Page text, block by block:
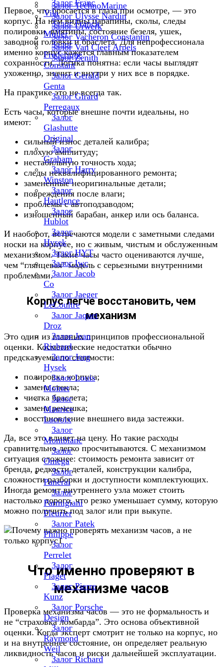
Залог TechnoMarine
Залог Ulysse Nardin
Залог Urwerk
Залог Vacheron Constantin
Залог Van Cleef Arpels
Залог Zenith
Залог Franc
Vila
Залог Franck
Muller
Залог
Frederique
Constant
Залог Gerald
Genta
Залог Girard
Perregaux
Залог
Glashutte
Original
Залог
Graham
Залог Harry
Winston
Залог
Hautlence
Залог
Hublot
Залог
Hysek
Залог HYT
Залог Iwc
Залог Jacob
Co
Залог Jaeger
LeCoultre
Залог Jaquet
Droz
Залог Jean
Richard
Залог Jorg
Hysek
Залог Louis
Moinet
Залог
Maurice
Lacroix
Залог
Montblanc
Залог
Omega
Залог
Panerai
Залог
Parmigiani
Fleurier
Залог Patek
Philippe
Залог
Perrelet
Залог
Piaget
Залог Pierre
Kunz
Залог Porsche
Design
Залог
Raymond
Weil
Залог Richard
Первое, что бросается в глаза при осмотре, — это
корпус. На нем видны царапины, сколы, следы
полировки, вмятины, состояние безеля, ушек,
заводной головки и браслета. Для непрофессионала
именно корпус кажется главным показателем
сохранности. Логика понятна: если часы выглядят
ухоженно, значит и внутри у них все в порядке.
На практике это не всегда так.
Есть часы, которые внешне почти идеальны, но
имеют:
сильный износ деталей калибра;
плохую амплитуду;
нестабильную точность хода;
следы неквалифицированного ремонта;
замененные неоригинальные детали;
повреждения после влаги;
проблемы с автоподзаводом;
изношенный барабан, анкер или ось баланса.
И наоборот, встречаются модели с заметными следами
носки на корпусе, но с живым, чистым и обслуженным
механизмом. Такие часы часто оцениваются лучше,
чем “глянцевая” модель с серьезными внутренними
проблемами.
Корпус легче восстановить, чем
механизм
Это один из главных принципов профессиональной
оценки. Косметические недостатки обычно
предсказуемы по стоимости:
полировка корпуса;
замена стекла;
чистка браслета;
замена ремешка;
восстановление внешнего вида застежки.
Да, все это влияет на цену. Но такие расходы
сравнительно легко просчитываются. С механизмом
ситуация сложнее: стоимость ремонта зависит от
бренда, редкости деталей, конструкции калибра,
сложности разборки и доступности комплектующих.
Иногда ремонт внутреннего узла может стоить
настолько дорого, что резко уменьшает сумму, которую
можно получить под залог или при выкупе.
Что именно проверяют в
механизме часов
Проверка механизма часов — это не формальность и
не “страховка ломбарда”. Это основа объективной
оценки. Когда эксперт смотрит не только на корпус, но
и на внутреннее состояние, он определяет реальную
ликвидность часов и риски дальнейшей эксплуатации.